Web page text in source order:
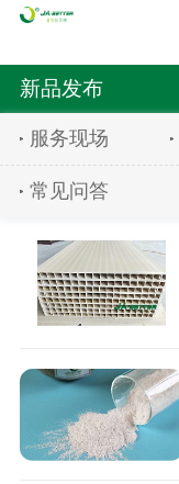
新品发布
服务现场
常见问答